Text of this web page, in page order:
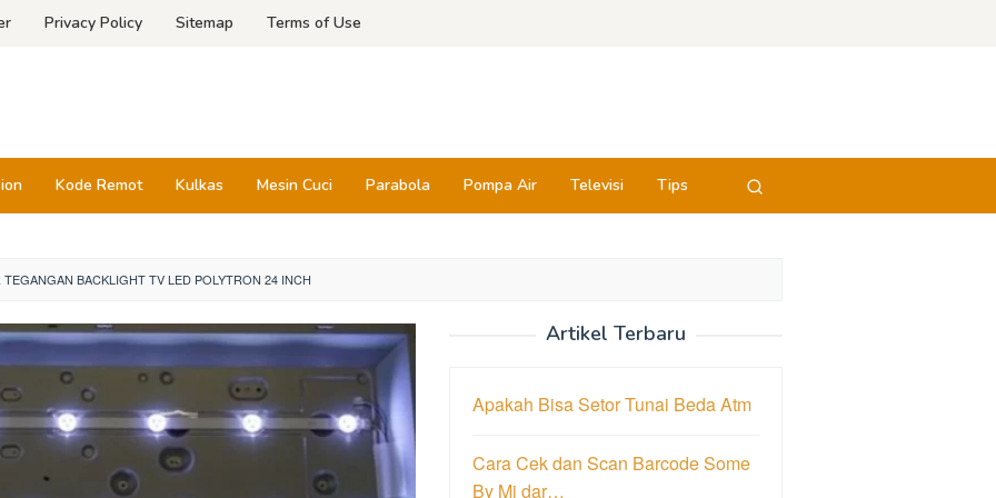
Privacy Policy Sitemap Terms of Use
Kode Remot Kulkas Mesin Cuci Parabola Pompa Air Televisi Tips
BACKLIGHT TV LED POLYTRON 24 INCH
Artikel Terbaru
Apakah Bisa Setor Tunai Beda Atm
Cara Cek dan Scan Barcode Some
By Mi dar…